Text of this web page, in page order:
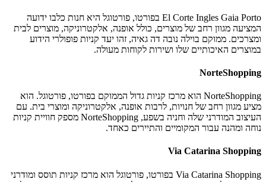
El Corte Ingles Gaia Porto בפורטו, פורטוגל היא חנות כלבו ידועה
המציעה מגוון רחב של מוצרים, כולל אופנה, אלקטרוניקה, מוצרים לבית
ומצרכים. ממוקם בוילה נובה דה גאיה, זהו יעד קניות פופולרי הידוע
במוצרים האיכותיים שלו ושירות לקוחות מעולה.
NorteShopping
NorteShopping הוא מרכז קניות גדול הממוקם בפורטו, פורטוגל. הוא
מציע מגוון רחב של חנויות, לרבות אופנה, אלקטרוניקה ומוצרי בית. עם
העיצוב המודרני שלה וחניה בשפע, NorteShopping מספק חוויית קניות
נוחה ומהנה עבור המקומיים והתיירים כאחד.
Via Catarina Shopping
Via Catarina Shopping בפורטו, פורטוגל הוא מרכז קניות תוסס ומודרני